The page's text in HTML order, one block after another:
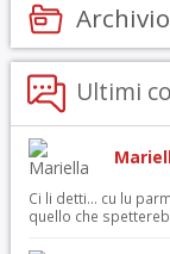
Archivio
Ultimi
Ci li detti… cu lu
quello che